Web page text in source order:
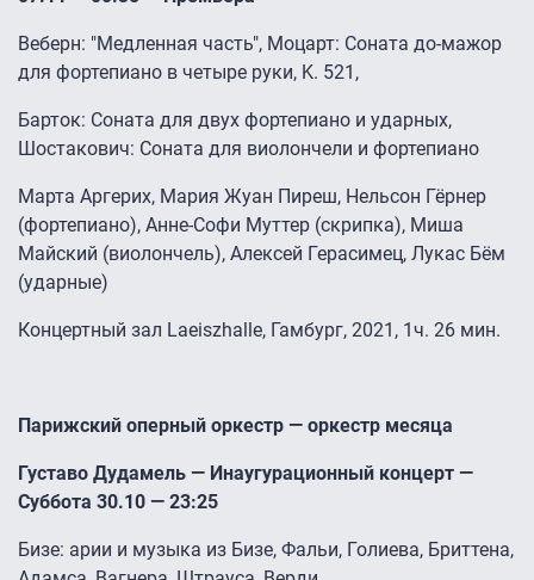
Веберн: "Медленная часть", Моцарт: Соната до-мажор
для фортепиано в четыре руки, K. 521,
Барток: Соната для двух фортепиано и ударных,
Шостакович: Соната для виолончели и фортепиано
Марта Аргерих, Мария Жуан Пиреш, Нельсон Гёрнер
(фортепиано), Анне-Софи Муттер (скрипка), Миша
Майский (виолончель), Алексей Герасимец, Лукас Бём
(ударные)
Концертный зал Laeiszhalle, Гамбург, 2021, 1ч. 26 мин.
Парижский оперный оркестр — оркестр месяца
Густаво Дудамель — Инаугурационный концерт —
Суббота 30.10 — 23:25
Бизе: арии и музыка из Бизе, Фальи, Голиева, Бриттена,